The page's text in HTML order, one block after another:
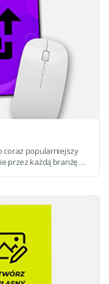
coraz popularniejszy